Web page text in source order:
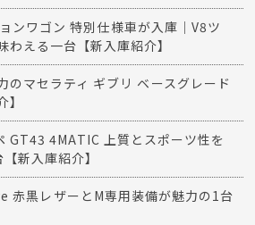
ンワゴン 特別仕様車が入庫｜V8ツ
わえる一台【新入庫紹介】
のマセラティ ギブリ ベースグレード
GT43 4MATIC 上質とスポーツ性を
新入庫紹介】
赤黒レザーとM専用装備が魅力の1台